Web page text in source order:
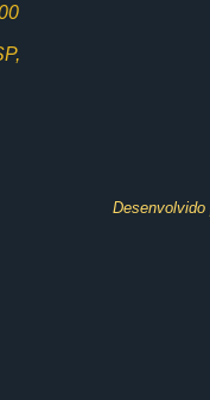
Desenvolvido